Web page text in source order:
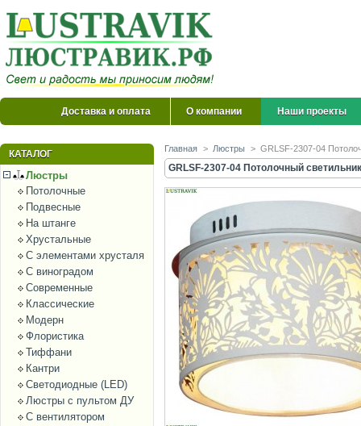
Доставка и оплата О компании Наши проекты
КАТАЛОГ
Люстры
Потолочные
Подвесные
На штанге
Хрустальные
С элементами хрусталя
С виноградом
Современные
Классические
Модерн
Флористика
Тиффани
Кантри
Светодиодные (LED)
Люстры с пультом ДУ
С вентилятором
Главная > Люстры > GRLSF-2307-04
GRLSF-2307-04 Потолочный